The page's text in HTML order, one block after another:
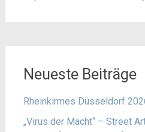
Neueste Beiträge
Rheinkirmes Düsseldorf
„Virus der Macht“ – Street